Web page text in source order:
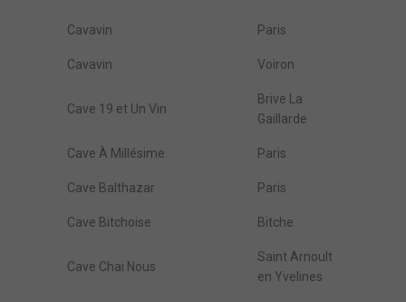
Cavavin Paris
Cavavin Voiron
Cave 19 et Un Vin
Brive La
Gaillarde
Cave À Millésime Paris
Cave Balthazar Paris
Cave Bitchoise Bitche
Cave Chai Nous
Saint Arnoult
en Yvelines